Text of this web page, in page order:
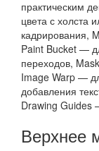
практическим
цвета с холста
кадрирования,
Paint Bucket —
переходов,
Image Warp —
добавления
Drawing Guides
Верхнее